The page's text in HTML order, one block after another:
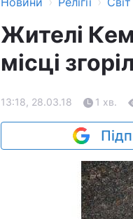
Жителі
місці
13:18, 28.03.18 1 хв.